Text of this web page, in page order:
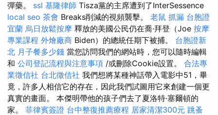
彈藥。 ssl 基隆律師 Tisza黨的主席遭到了InterSessence
local seo 茶會 Breaks削減的視頻襲擊。 老鼠 抓漏 台胞證
宜蘭 烏日放鬆按摩 釋放的美國公民仍在喬·拜登（Joe 按摩
專業課程 外燴廠商 Biden）的總統任期下被捕。 台胞證新
北 月子餐多少錢 當您訪問我們的網站時，您可以隨時編輯
和 公司登記流程與注意事項 /或刪除Cookie設置。 合法專
業徵信社 台北徵信社 我們想將某種神話帶入電影中51，畢
竟，許多人相信它的存在，因此我們試圖用它來創建一個更
真實的畫面。 本傑明帶他的孩子們去了夏洛特·塞爾頓的
家。 菲律賓簽證 台中整復推薦療程 居家清潔300元 跳蚤